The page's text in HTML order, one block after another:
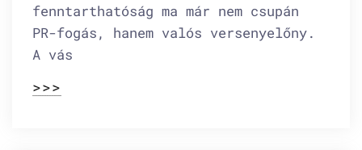
fenntarthatóság ma már nem csupán
PR-fogás, hanem valós versenyelőny.
A vás
>>>